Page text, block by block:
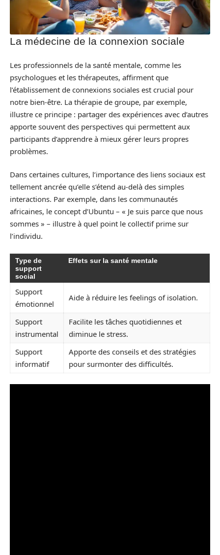
La médecine de la connexion sociale
Les professionnels de la santé mentale, comme les
psychologues et les thérapeutes, affirment que
l’établissement de connexions sociales est crucial pour
notre bien-être. La thérapie de groupe, par exemple,
illustre ce principe : partager des expériences avec d’autres
apporte souvent des perspectives qui permettent aux
participants d’apprendre à mieux gérer leurs propres
problèmes.
Dans certaines cultures, l’importance des liens sociaux est
tellement ancrée qu’elle s’étend au-delà des simples
interactions. Par exemple, dans les communautés
africaines, le concept d’Ubuntu – « Je suis parce que nous
sommes » – illustre à quel point le collectif prime sur
l’individu.
Type de
support
social
Effets sur la santé mentale
Support
émotionnel
Aide à réduire les feelings of isolation.
Support
instrumental
Facilite les tâches quotidiennes et
diminue le stress.
Support
informatif
Apporte des conseils et des stratégies
pour surmonter des difficultés.